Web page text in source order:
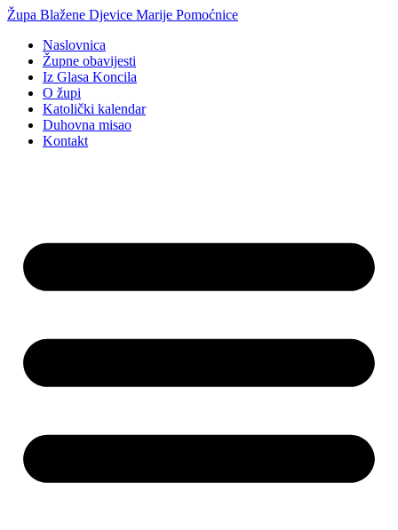
Idi
sadržaj
Župa Blažene Djevice Marije Pomoćnice
Naslovnica
Župne obavijesti
Iz Glasa Koncila
O župi
Katolički kalendar
Duhovna misao
Kontakt